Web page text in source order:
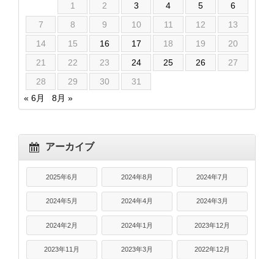
1 2 3 4 5
6
7
8 9 10 11 12
13
14
15 16 17 18 19
20
21
22 23 24 25 26
27
28
29 30
31
« 6月
8月 »
アーカイブ
2025年6月 2024年8月 2024年7月
2024年5月 2024年4月 2024年3月
2024年2月 2024年1月 2023年12月
2023年11月 2023年3月 2022年12月